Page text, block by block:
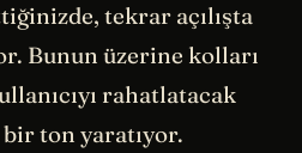
tekrar açılışta
Bunun üzerine kolları
rahatlatacak
ton yaratıyor.